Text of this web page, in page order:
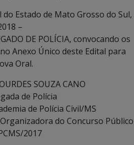
Estado de Mato Grosso do Sul,
–
DE POLÍCIA, convocando os
Anexo Único deste Edital para
Oral.
SOUZA CANO
de Polícia
de Polícia Civil/MS
do Concurso Público
2017